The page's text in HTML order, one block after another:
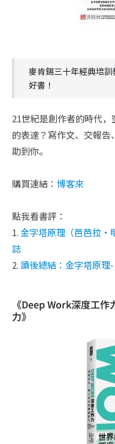
麥肯錫三十年經典培
好書！
21世紀是創作者的時代
的表達？寫作文、交報
助到你。
購買連結： 博客來
點我看書評：
1.金字塔原理（芭芭拉‧
誌
2. 讀後總結：金字塔原理
《Deep Work深度工
力》